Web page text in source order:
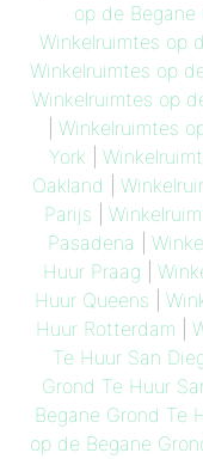
op de Begane
Winkelruimtes op
Winkelruimtes op
Winkelruimtes op
Winkelruimtes
York
Oakland
Parijs
Pasadena
Huur Praag
Huur Queens
Huur Rotterdam
Te Huur San
Grond Te Huur
Begane Grond Te
op de Begane